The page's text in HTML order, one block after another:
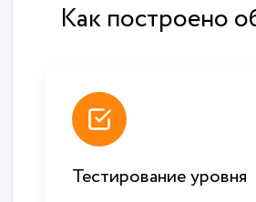
Как построено
Тестирование уровня